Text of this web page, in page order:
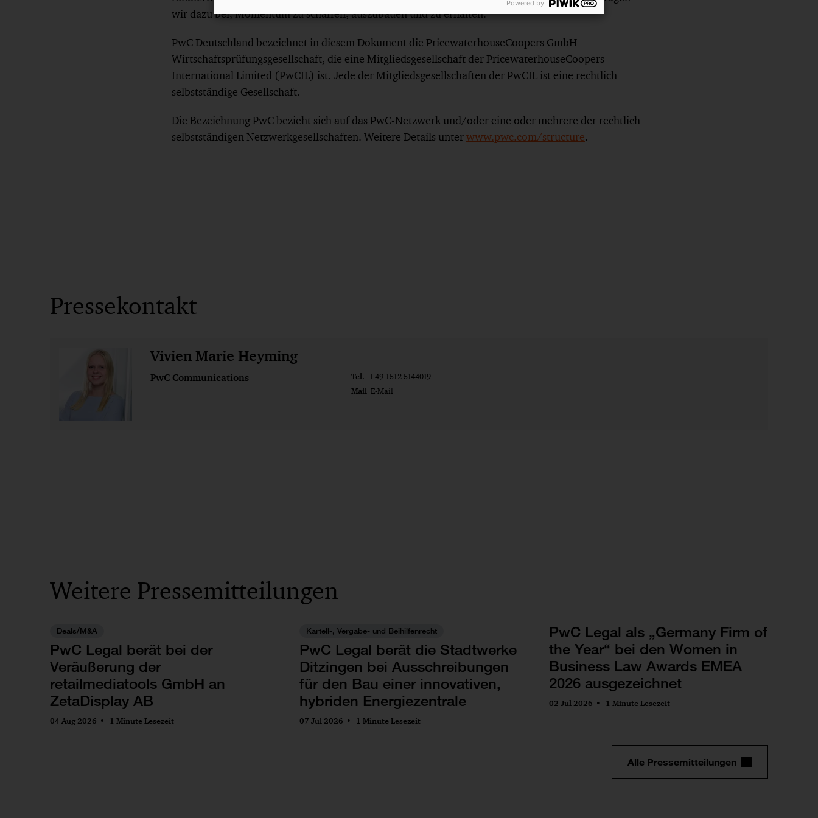
wir dazu bei, Momentum zu schaffen, auszubauen und zu erhalten.
PwC Deutschland bezeichnet in diesem Dokument die PricewaterhouseCoopers GmbH
Wirtschaftsprüfungsgesellschaft, die eine Mitgliedsgesellschaft der PricewaterhouseCoopers
International Limited (PwCIL) ist. Jede der Mitgliedsgesellschaften der PwCIL ist eine rechtlich
selbstständige Gesellschaft.
Die Bezeichnung PwC bezieht sich auf das PwC-Netzwerk und/oder eine oder mehrere der rechtlich
selbstständigen Netzwerkgesellschaften. Weitere Details unterwww.pwc.com/structure.
Pressekontakt
Vivien Marie Heyming
PwC Communications Tel. +49 1512 5144019
Mail E-Mail
Weitere Pressemitteilungen
Deals/M&A
PwC Legal berät bei der
Veräußerung der
retailmediatools GmbH an
ZetaDisplay AB
04 Aug 2026 1 Minute Lesezeit
Kartell-, Vergabe- und Beihilfenrecht
PwC Legal berät die Stadtwerke
Ditzingen bei Ausschreibungen
für den Bau einer innovativen,
hybriden Energiezentrale
07 Jul 2026 1 Minute Lesezeit
PwC Legal als „Germany Firm of
the Year“ bei den Women in
Business Law Awards EMEA
2026 ausgezeichnet
02 Jul 2026 1 Minute Lesezeit
Alle Pressemitteilungen
Powered by